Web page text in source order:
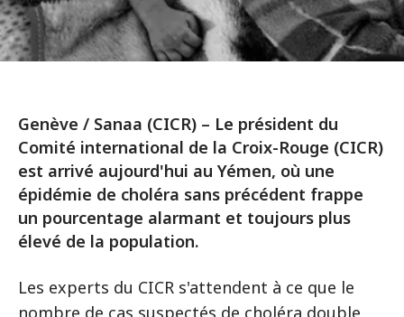
Genève / Sanaa (CICR) – Le président du
Comité international de la Croix-Rouge (CICR)
est arrivé aujourd'hui au Yémen, où une
épidémie de choléra sans précédent frappe
un pourcentage alarmant et toujours plus
élevé de la population.
Les experts du CICR s'attendent à ce que le
nombre de cas suspectés de choléra double